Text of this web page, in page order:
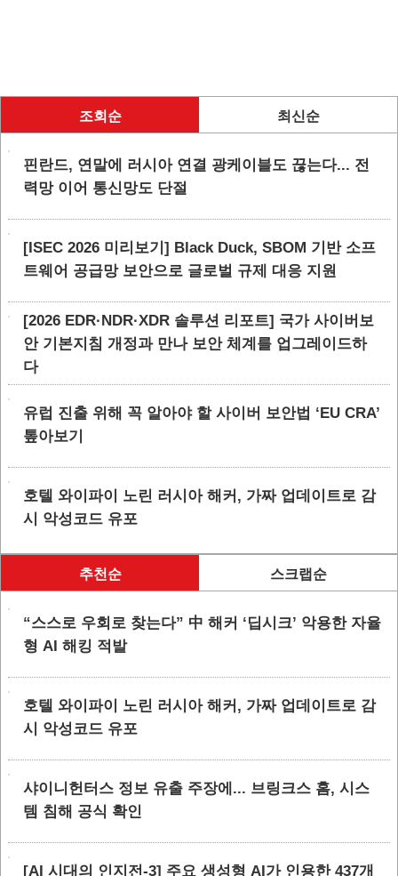
조회순 최신순
핀란드, 연말에 러시아 연결 광케이블도 끊는다... 전
력망 이어 통신망도 단절
[ISEC 2026 미리보기] Black Duck, SBOM 기반 소프
트웨어 공급망 보안으로 글로벌 규제 대응 지원
[2026 EDR·NDR·XDR 솔루션 리포트] 국가 사이버보
안 기본지침 개정과 만나 보안 체계를 업그레이드하
다
유럽 진출 위해 꼭 알아야 할 사이버 보안법 ‘EU CRA’
톺아보기
호텔 와이파이 노린 러시아 해커, 가짜 업데이트로 감
시 악성코드 유포
추천순 스크랩순
“스스로 우회로 찾는다” 中 해커 ‘딥시크’ 악용한 자율
형 AI 해킹 적발
호텔 와이파이 노린 러시아 해커, 가짜 업데이트로 감
시 악성코드 유포
샤이니헌터스 정보 유출 주장에... 브링크스 홈, 시스
템 침해 공식 확인
[AI 시대의 인지전-3] 주요 생성형 AI가 인용한 437개